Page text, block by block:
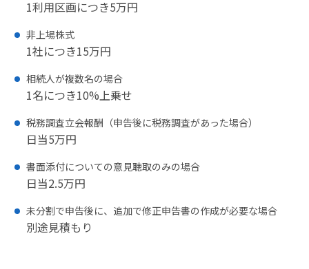
1利用区画につき5万円
非上場株式
1社につき15万円
相続人が複数名の場合
1名につき10%上乗せ
税務調査立会報酬（申告後に税務調査があった場合）
日当5万円
書面添付についての意見聴取のみの場合
日当2.5万円
未分割で申告後に、追加で修正申告書の作成が必要な場合
別途見積もり